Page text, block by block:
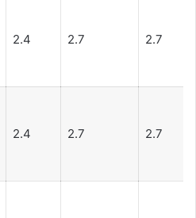
2.4 2.7 2.7
2.4 2.7 2.7